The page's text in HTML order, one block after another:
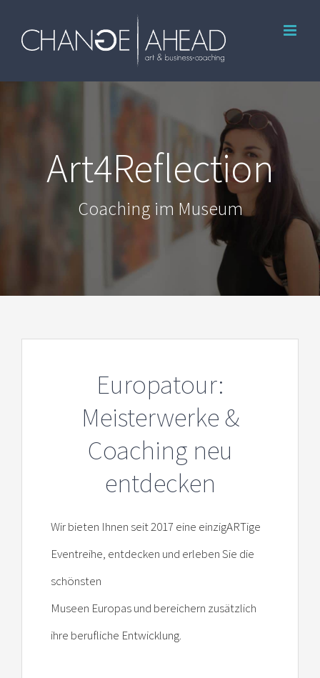
Inhalt
Art4Reflection
Coaching im Museum
Europatour:
Meisterwerke &
Coaching neu
entdecken
Wir bieten Ihnen seit 2017 eine einzigARTige
Eventreihe, entdecken und erleben Sie die
schönsten
Museen Europas und bereichern zusätzlich
ihre berufliche Entwicklung.